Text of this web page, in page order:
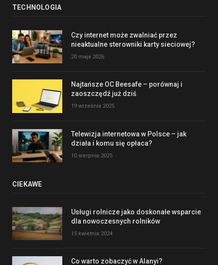
TECHNOLOGIA
Czy internet może zwalniać przez
nieaktualne sterowniki karty sieciowej?
20 maja 2026
Najtańsze OC Beesafe – porównaj i
zaoszczędź już dziś
19 września 2025
Telewizja internetowa w Polsce – jak
działa i komu się opłaca?
10 sierpnia 2025
CIEKAWE
Usługi rolnicze jako doskonałe wsparcie
dla nowoczesnych rolników
15 kwietnia 2024
Co warto zobaczyć w Alanyi?